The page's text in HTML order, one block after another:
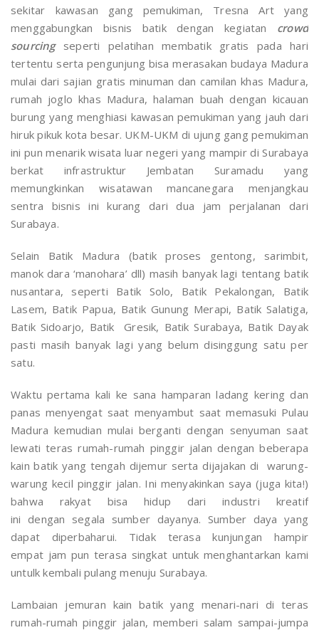
sekitar kawasan gang pemukiman, Tresna Art yang
menggabungkan bisnis batik dengan kegiatan crowd
sourcingseperti pelatihan membatik gratis pada hari
tertentu serta pengunjung bisa merasakan budaya Madura
mulai dari sajian gratis minuman dan camilan khas Madura,
rumah joglo khas Madura, halaman buah dengan kicauan
burung yang menghiasi kawasan pemukiman yang jauh dari
hiruk pikuk kota besar. UKM-UKM di ujung gang pemukiman
ini pun menarik wisata luar negeri yang mampir di Surabaya
berkat infrastruktur Jembatan Suramadu yang
memungkinkan wisatawan mancanegara menjangkau
sentra bisnis ini kurang dari dua jam perjalanan dari
Surabaya.
Selain Batik Madura (batik proses gentong, sarimbit,
manok dara ‘manohara’ dll) masih banyak lagi tentang batik
nusantara, seperti Batik Solo, Batik Pekalongan, Batik
Lasem, Batik Papua, Batik Gunung Merapi, Batik Salatiga,
Batik Sidoarjo, Batik Gresik, Batik Surabaya, Batik Dayak
pasti masih banyak lagi yang belum disinggung satu per
satu.
Waktu pertama kali ke sana hamparan ladang kering dan
panas menyengat saat menyambut saat memasuki Pulau
Madura kemudian mulai berganti dengan senyuman saat
lewati teras rumah-rumah pinggir jalan dengan beberapa
kain batik yang tengah dijemur serta dijajakan di warung-
warung kecil pinggir jalan. Ini menyakinkan saya (juga kita!)
bahwa rakyat bisa hidup dari industri kreatif
ini dengan segala sumber dayanya. Sumber daya yang
dapat diperbaharui. Tidak terasa kunjungan hampir
empat jam pun terasa singkat untuk menghantarkan kami
untulk kembali pulang menuju Surabaya.
Lambaian jemuran kain batik yang menari-nari di teras
rumah-rumah pinggir jalan, memberi salam sampai-jumpa